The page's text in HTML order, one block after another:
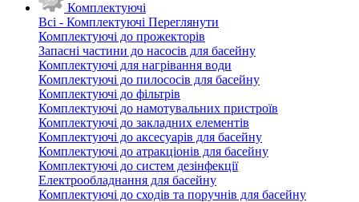
Комплектуючі
Всі - Комплектуючі Переглянути
Комплектуючі до прожекторів
Запасні частини до насосів для басейну
Комплектуючі для нагрівання води
Комплектуючі до пилососів для басейну
Комплектуючі до фільтрів
Комплектуючі до намотувальних пристроїв
Комплектуючі до закладних елементів
Комплектуючі до аксесуарів для басейну
Комплектуючі до атракціонів для басейну
Комплектуючі до систем дезінфекції
Електрообладнання для басейну
Комплектуючі до сходів та поручнів для басейну